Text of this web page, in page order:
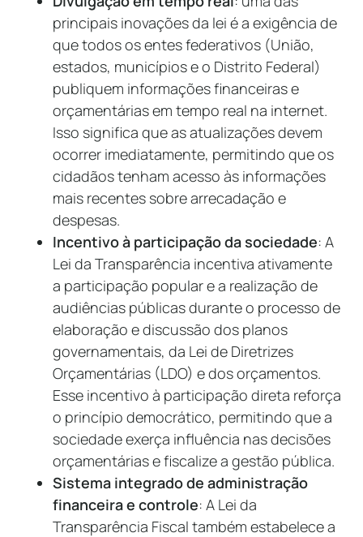
principais inovações da lei é a exigência de
que todos os entes federativos (União,
estados, municípios e o Distrito Federal)
publiquem informações financeiras e
orçamentárias em tempo real na internet.
Isso significa que as atualizações devem
ocorrer imediatamente, permitindo que os
cidadãos tenham acesso às informações
mais recentes sobre arrecadação e
despesas.
Incentivo à participação da sociedade: A
Lei da Transparência incentiva ativamente
a participação popular e a realização de
audiências públicas durante o processo de
elaboração e discussão dos planos
governamentais, da Lei de Diretrizes
Orçamentárias (LDO) e dos orçamentos.
Esse incentivo à participação direta reforça
o princípio democrático, permitindo que a
sociedade exerça influência nas decisões
orçamentárias e fiscalize a gestão pública.
Sistema integrado de administração
financeira e controle: A Lei da
Transparência Fiscal também estabelece a